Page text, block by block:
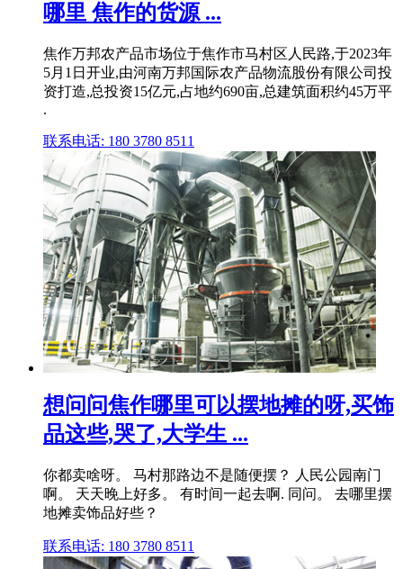
哪里 焦作的货源 ...
焦作万邦农产品市场位于焦作市马村区人民路,于2023年
5月1日开业,由河南万邦国际农产品物流股份有限公司投
资打造,总投资15亿元,占地约690亩,总建筑面积约45万平
.
联系电话: 180 3780 8511
想问问焦作哪里可以摆地摊的呀,买饰
品这些,哭了,大学生 ...
你都卖啥呀。 马村那路边不是随便摆？ 人民公园南门
啊。 天天晚上好多。 有时间一起去啊. 同问。 去哪里摆
地摊卖饰品好些？
联系电话: 180 3780 8511